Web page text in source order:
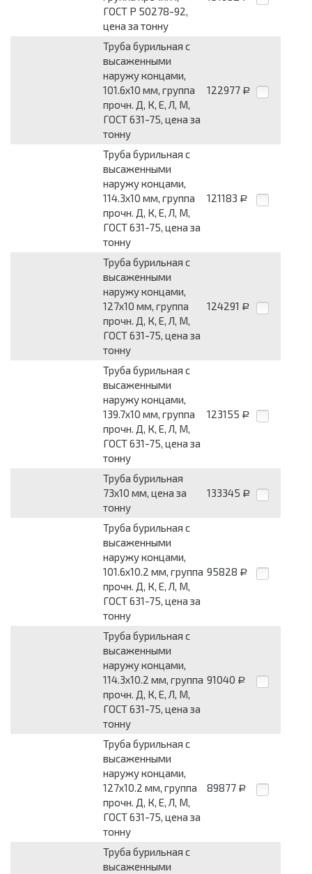
ГОСТ Р 50278-92,
цена за тонну
Труба бурильная с
высаженными
наружу концами,
101.6х10 мм, группа
прочн. Д, К, Е, Л, М,
ГОСТ 631-75, цена за
тонну
122977 Р
Труба бурильная с
высаженными
наружу концами,
114.3х10 мм, группа
прочн. Д, К, Е, Л, М,
ГОСТ 631-75, цена за
тонну
121183 Р
Труба бурильная с
высаженными
наружу концами,
127х10 мм, группа
прочн. Д, К, Е, Л, М,
ГОСТ 631-75, цена за
тонну
124291 Р
Труба бурильная с
высаженными
наружу концами,
139.7х10 мм, группа
прочн. Д, К, Е, Л, М,
ГОСТ 631-75, цена за
тонну
123155 Р
Труба бурильная
73х10 мм, цена за
тонну
133345 Р
Труба бурильная с
высаженными
наружу концами,
101.6х10.2 мм, группа
прочн. Д, К, Е, Л, М,
ГОСТ 631-75, цена за
тонну
95828 Р
Труба бурильная с
высаженными
наружу концами,
114.3х10.2 мм, группа
прочн. Д, К, Е, Л, М,
ГОСТ 631-75, цена за
тонну
91040 Р
Труба бурильная с
высаженными
наружу концами,
127х10.2 мм, группа
прочн. Д, К, Е, Л, М,
ГОСТ 631-75, цена за
тонну
89877 Р
Труба бурильная с
высаженными